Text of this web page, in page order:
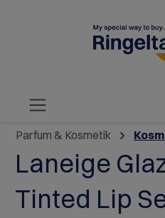
Parfum & Kosmetik
Laneige
Tinted Lip